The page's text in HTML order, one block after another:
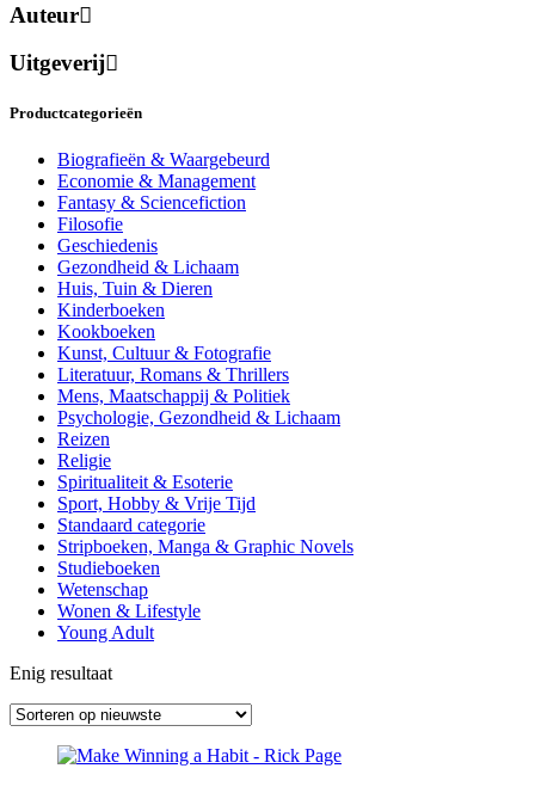
Auteur
Uitgeverij
Productcategorieën
Biografieën & Waargebeurd
Economie & Management
Fantasy & Sciencefiction
Filosofie
Geschiedenis
Gezondheid & Lichaam
Huis, Tuin & Dieren
Kinderboeken
Kookboeken
Kunst, Cultuur & Fotografie
Literatuur, Romans & Thrillers
Mens, Maatschappij & Politiek
Psychologie, Gezondheid & Lichaam
Reizen
Religie
Spiritualiteit & Esoterie
Sport, Hobby & Vrije Tijd
Standaard categorie
Stripboeken, Manga & Graphic Novels
Studieboeken
Wetenschap
Wonen & Lifestyle
Young Adult
Enig resultaat